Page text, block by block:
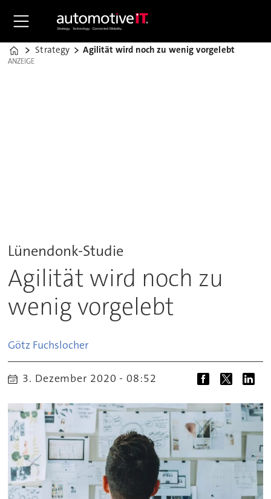
Home
Strategy Agilität wird noch zu wenig vorgelebt
ANZEIGE
ANZEIGE
Lünendonk-Studie
Agilität wird noch zu
wenig vorgelebt
Götz Fuchslocher
3. Dezember 2020 - 08:52